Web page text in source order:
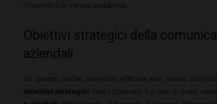
informativi in valore condiviso.
Obiettivi strategici della
aziendali
Un gruppo social aziendale efficace non nasce
obiettivi strategici molto concreti. Il primo è quasi